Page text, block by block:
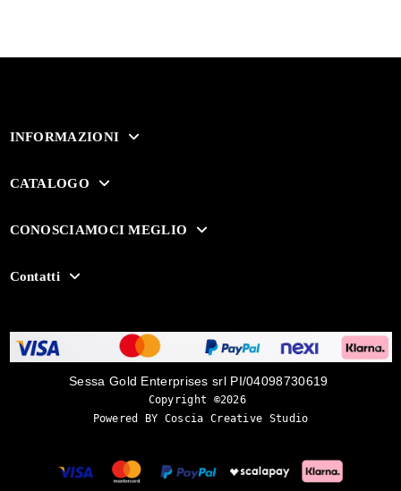
INFORMAZIONI
CATALOGO
CONOSCIAMOCI MEGLIO
Contatti
Sessa Gold Enterprises srl PI/04098730619
Copyright ©2026
Powered BY Coscia Creative Studio